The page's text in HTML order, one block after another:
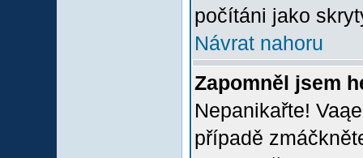
počítáni jako
Návrat nahoru
Zapomněl jsem
Nepanikařte!
případě